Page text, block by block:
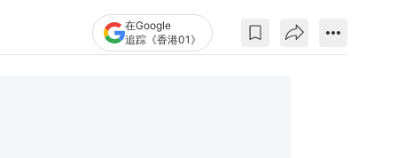
在Google
追踪《香港01》